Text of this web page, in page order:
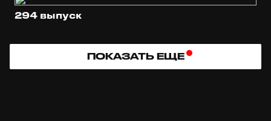
294 выпуск
ПОКАЗАТЬ ЕЩЕ